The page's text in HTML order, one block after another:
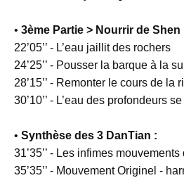
• 3ème Partie > Nourrir de Shen
22’05’’ - L’eau jaillit des rochers
24’25’’ - Pousser la barque à la
28’15’’ - Remonter le cours de la
30’10’’ - L’eau des profondeurs
• Synthèse des 3 DanTian :
31’35’’ - Les infimes
35’35’’ - Mouvement Originel -